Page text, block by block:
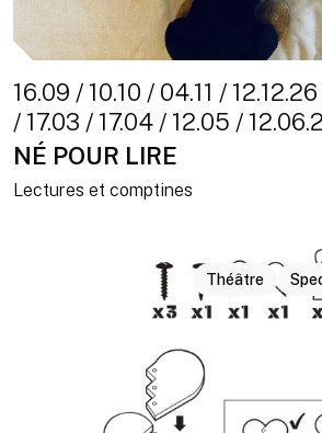
16.09 / 10.10 / 04.11 /
/ 17.03 / 17.04 / 12.05 /
NÉ POUR LIRE
Lectures et comptines
Théâtre